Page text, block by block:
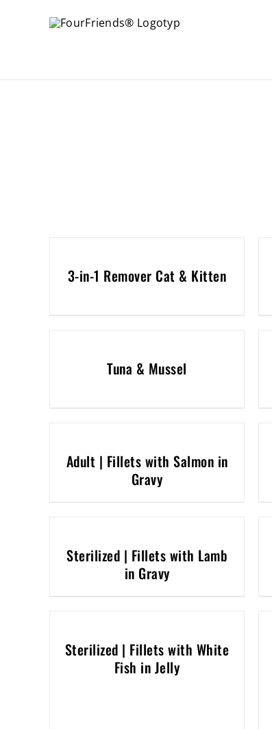
3-in-1 Remover Cat & Kitten
Tuna & Mussel
Adult | Fillets with Salmon in
Gravy
Sterilized | Fillets with Lamb
in Gravy
Sterilized | Fillets with White
Fish in Jelly